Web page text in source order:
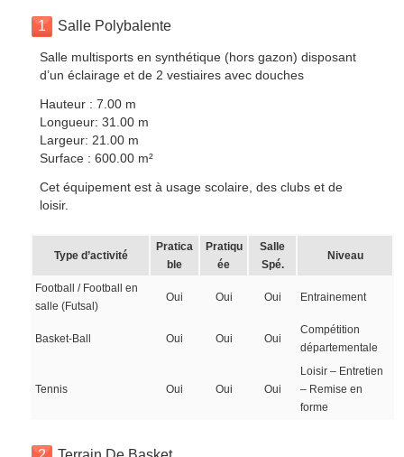
1 Salle Polybalente
Salle multisports en synthétique (hors gazon) disposant
d’un éclairage et de 2 vestiaires avec douches
Hauteur : 7.00 m
Longueur: 31.00 m
Largeur: 21.00 m
Surface : 600.00 m²
Cet équipement est à usage scolaire, des clubs et de
loisir.
Type d’activité
Pratica
ble
Pratiqu
ée
Salle
Spé.
Niveau
Football / Football en
salle (Futsal)
Oui Oui Oui Entrainement
Basket-Ball Oui Oui Oui
Compétition
départementale
Tennis Oui Oui Oui
Loisir – Entretien
– Remise en
forme